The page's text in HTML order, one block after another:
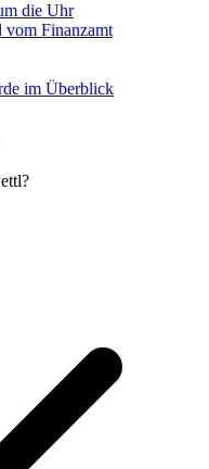
die Uhr
vom Finanzamt
im Überblick